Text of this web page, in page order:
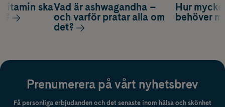
Hur
behöver
skaVad är ashwagandha –
och varför pratar alla om
det?
Prenumerera på vårt nyhetsbrev
Få personliga erbjudanden och det senaste inom hälsa och skönhet